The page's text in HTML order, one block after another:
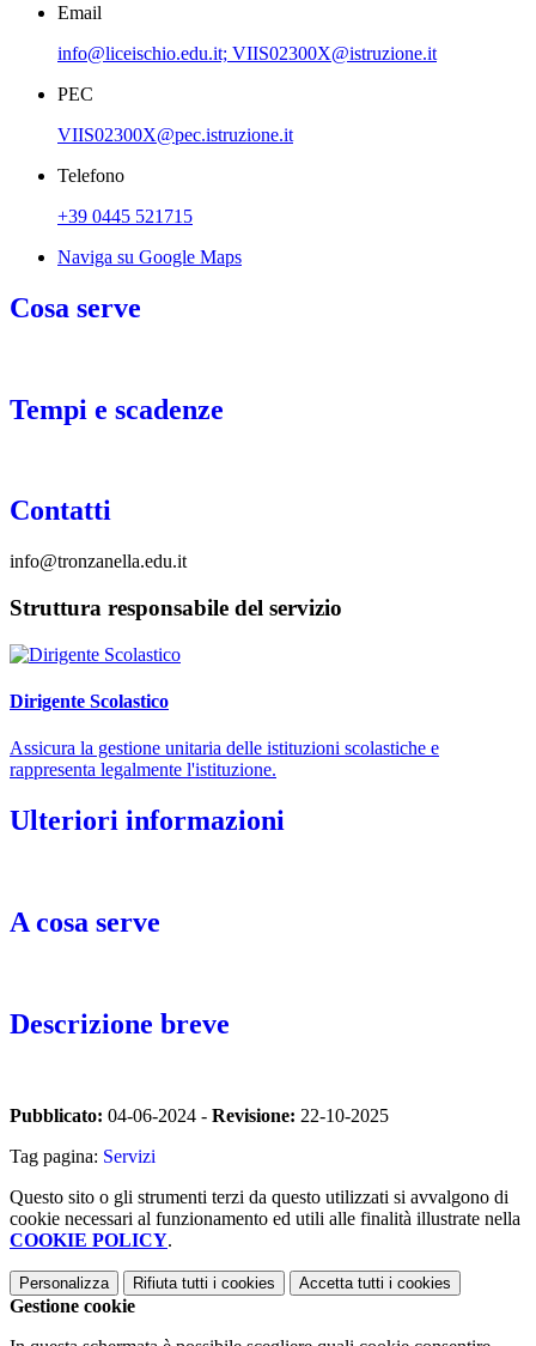
Email
info@liceischio.edu.it; VIIS02300X@istruzione.it
PEC
VIIS02300X@pec.istruzione.it
Telefono
+39 0445 521715
Naviga su Google Maps
Cosa serve
Tempi e scadenze
Contatti
info@tronzanella.edu.it
Struttura responsabile del servizio
Dirigente Scolastico
Assicura la gestione unitaria delle istituzioni scolastiche e
rappresenta legalmente l'istituzione.
Ulteriori informazioni
A cosa serve
Descrizione breve
Pubblicato: 04-06-2024 - Revisione: 22-10-2025
Tag pagina: Servizi
Questo sito o gli strumenti terzi da questo utilizzati si avvalgono di
cookie necessari al funzionamento ed utili alle finalità illustrate nella
COOKIE POLICY.
Personalizza Rifiuta tutti i cookies Accetta tutti i cookies
Gestione cookie